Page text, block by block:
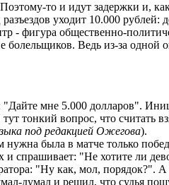
то и идут задержки и,
уходит 10.000
- фигура общественно-
болельщиков. Ведь из-за
мне 5.000 долларов".
тонкий вопрос, что считать
под редакцией Ожегова).
была в матче только
спрашивает: "Не хотите ли
"Ну как, мол, порядок?".
думал и решил, что судья